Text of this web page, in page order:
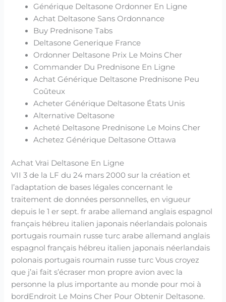
Générique Deltasone Ordonner En Ligne
Achat Deltasone Sans Ordonnance
Buy Prednisone Tabs
Deltasone Generique France
Ordonner Deltasone Prix Le Moins Cher
Commander Du Prednisone En Ligne
Achat Générique Deltasone Prednisone Peu
Coûteux
Acheter Générique Deltasone États Unis
Alternative Deltasone
Acheté Deltasone Prednisone Le Moins Cher
Achetez Générique Deltasone Ottawa
Achat Vrai Deltasone En Ligne
VII 3 de la LF du 24 mars 2000 sur la création et
l’adaptation de bases légales concernant le
traitement de données personnelles, en vigueur
depuis le 1 er sept. fr arabe allemand anglais espagnol
français hébreu italien japonais néerlandais polonais
portugais roumain russe turc arabe allemand anglais
espagnol français hébreu italien japonais néerlandais
polonais portugais roumain russe turc Vous croyez
que j’ai fait s’écraser mon propre avion avec la
personne la plus importante au monde pour moi à
bordEndroit Le Moins Cher Pour Obtenir Deltasone.